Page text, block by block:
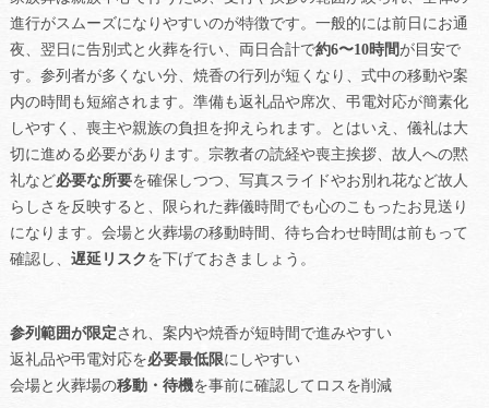
進行がスムーズになりやすいのが特徴です。一般的には前日にお通
夜、翌日に告別式と火葬を行い、両日合計で約6〜10時間が目安で
す。参列者が多くない分、焼香の行列が短くなり、式中の移動や案
内の時間も短縮されます。準備も返礼品や席次、弔電対応が簡素化
しやすく、喪主や親族の負担を抑えられます。とはいえ、儀礼は大
切に進める必要があります。宗教者の読経や喪主挨拶、故人への黙
礼など必要な所要を確保しつつ、写真スライドやお別れ花など故人
らしさを反映すると、限られた葬儀時間でも心のこもったお見送り
になります。会場と火葬場の移動時間、待ち合わせ時間は前もって
確認し、 遅延リスク を下げておきましょう。
参列範囲が限定 され、案内や焼香が短時間で進みやすい
返礼品や弔電対応を必要最低限にしやすい
会場と火葬場の移動・待機を事前に確認してロスを削減